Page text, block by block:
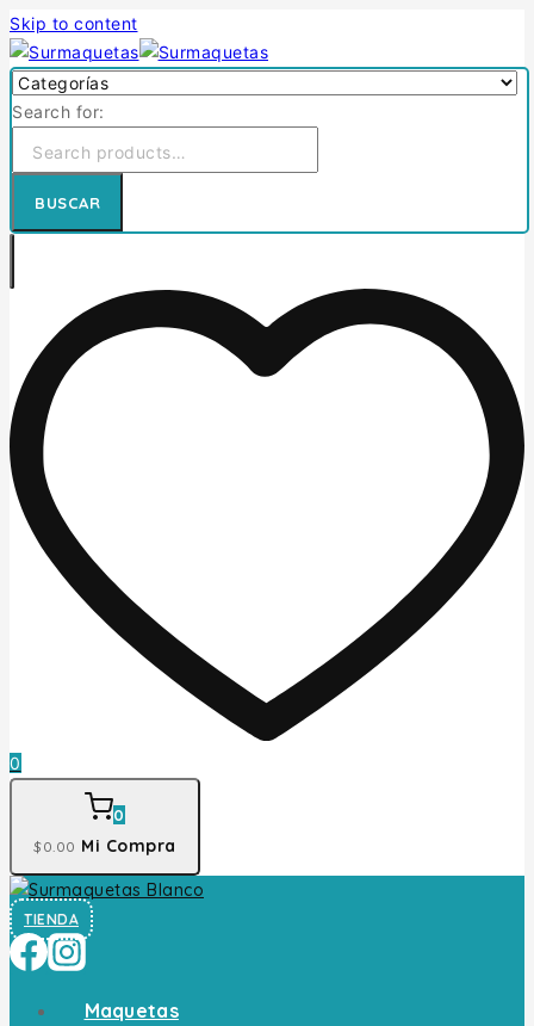
Skip to content
Search for:
BUSCAR
0
0
$0 .00 Mi Compra
TIENDA
Maquetas